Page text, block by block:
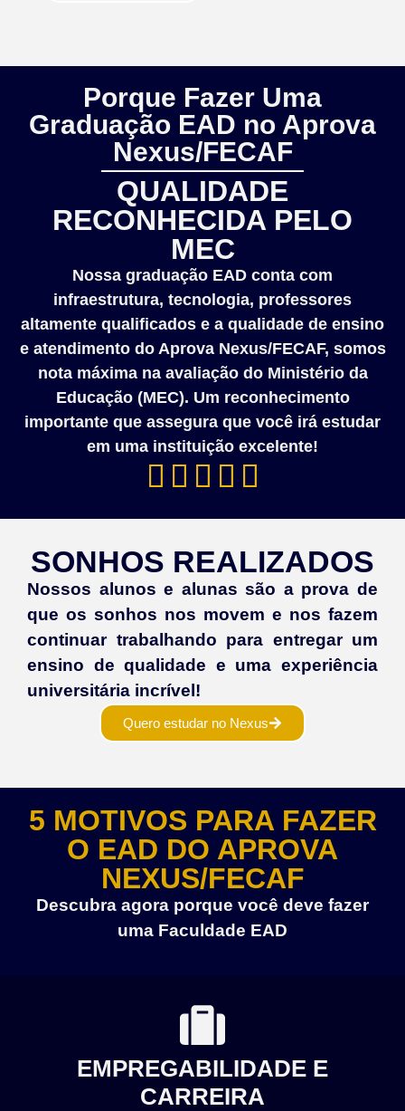
Porque Fazer Uma
Graduação EAD no Aprova
Nexus/FECAF
QUALIDADE
RECONHECIDA PELO
MEC
Nossa graduação EAD conta com
infraestrutura, tecnologia, professores
altamente qualificados e a qualidade de ensino
e atendimento do Aprova Nexus/FECAF, somos
nota máxima na avaliação do Ministério da
Educação (MEC). Um reconhecimento
importante que assegura que você irá estudar
em uma instituição excelente!
    
SONHOS REALIZADOS
Nossos alunos e alunas são a prova de
que os sonhos nos movem e nos fazem
continuar trabalhando para entregar um
ensino de qualidade e uma experiência
universitária incrível!
Quero estudar no Nexus
5 MOTIVOS PARA FAZER
O EAD DO APROVA
NEXUS/FECAF
Descubra agora porque você deve fazer
uma Faculdade EAD
EMPREGABILIDADE E
CARREIRA